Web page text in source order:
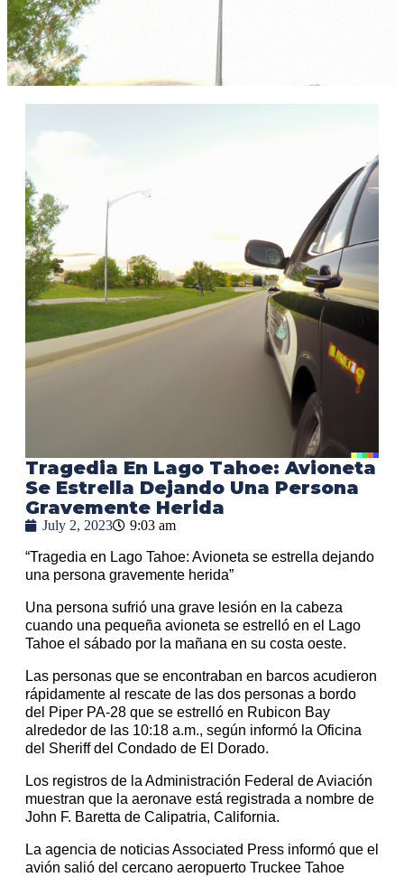
Tragedia En Lago Tahoe: Avioneta
Se Estrella Dejando Una Persona
Gravemente Herida
July 2, 2023 9:03 am
“Tragedia en Lago Tahoe: Avioneta se estrella dejando
una persona gravemente herida”
Una persona sufrió una grave lesión en la cabeza
cuando una pequeña avioneta se estrelló en el Lago
Tahoe el sábado por la mañana en su costa oeste.
Las personas que se encontraban en barcos acudieron
rápidamente al rescate de las dos personas a bordo
del Piper PA-28 que se estrelló en Rubicon Bay
alrededor de las 10:18 a.m., según informó la Oficina
del Sheriff del Condado de El Dorado.
Los registros de la Administración Federal de Aviación
muestran que la aeronave está registrada a nombre de
John F. Baretta de Calipatria, California.
La agencia de noticias Associated Press informó que el
avión salió del cercano aeropuerto Truckee Tahoe